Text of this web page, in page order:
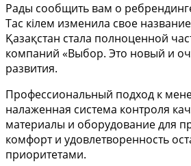
Рады сообщить вам о
Тас кілем изменила свое
Қазақстан стала полноценной
компаний «Выбор. Это новый и
развития.
Профессиональный подход к
налаженная система контроля
материалы и оборудование для
комфорт и удовлетворенность
приоритетами.